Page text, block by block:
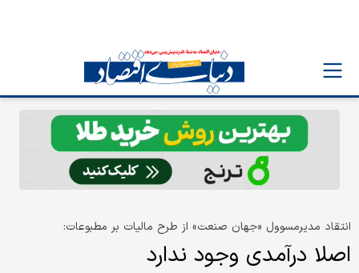
انتقاد مدیرمسوول «جهان صنعت» از طرح مالیات بر مطبوعات:
اصلا درآمدی وجود ندارد